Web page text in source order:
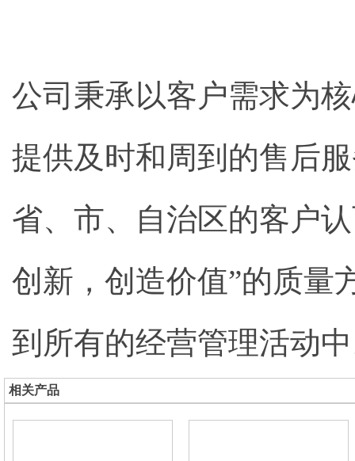
公司秉承以客户需求为
提供及时和周到的售后
省、市、自治区的客户
创新，创造价值”的质量
到所有的经营管理活动
相关产品